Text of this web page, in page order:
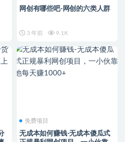
网创有哪些吧-网创的六类人群
3 年前 9.1K
免费项目
无成本如何赚钱-无成本傻瓜式